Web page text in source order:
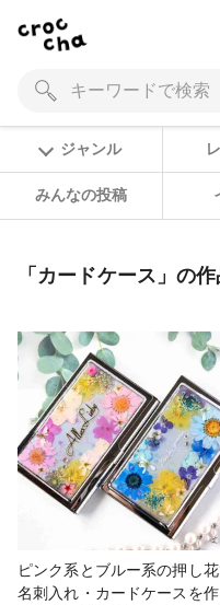
ジャンル
みんなの投稿
「カードケース」の
ピンク系とブルー系の押し
名刺入れ・カードケースを作